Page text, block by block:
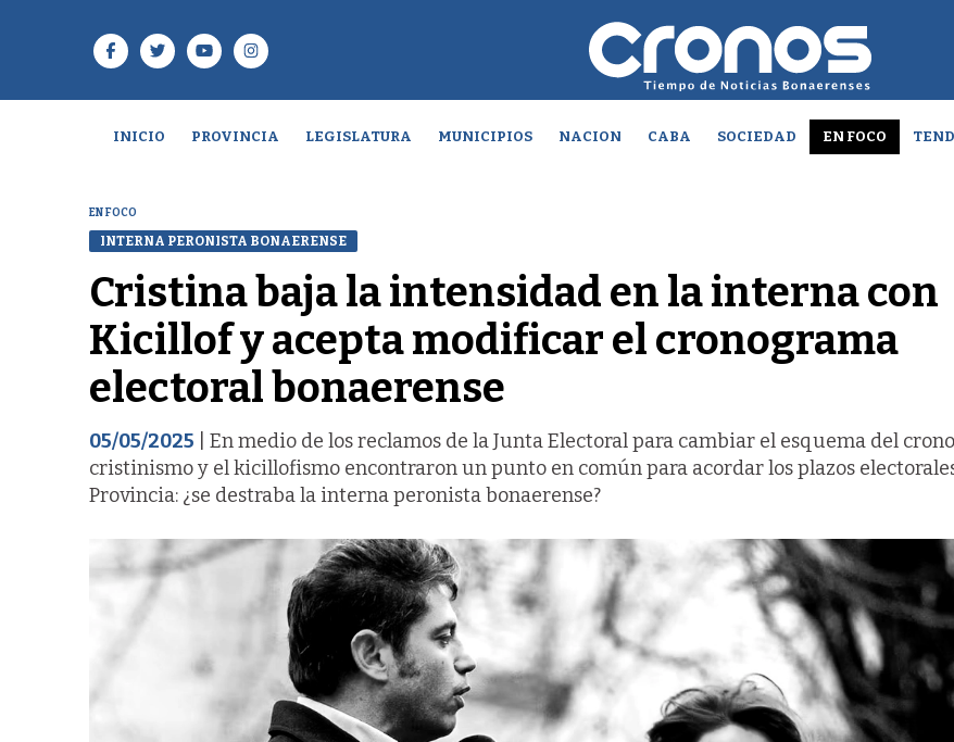
INICIO PROVINCIA LEGISLATURA MUNICIPIOS NACION CABA SOCIEDAD EN FOCO
EN FOCO
INTERNA PERONISTA BONAERENSE
Cristina baja la intensidad en la interna con
Kicillof y acepta modificar el cronograma
electoral bonaerense
05/05/2025 | En medio de los reclamos de la Junta Electoral para cambiar el esquema del
cristinismo y el kicillofismo encontraron un punto en común para acordar los plazos
Provincia: ¿se destraba la interna peronista bonaerense?